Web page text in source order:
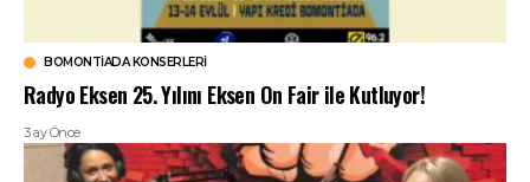
BOMONTIADA KONSERLERI
Radyo Eksen 25. Yılını Eksen On Fair ile Kutluyor!
3 ay Önce